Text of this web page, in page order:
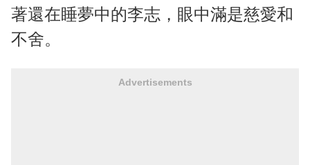
著還在睡夢中的李志，眼中滿是慈愛和
不舍。
Advertisements